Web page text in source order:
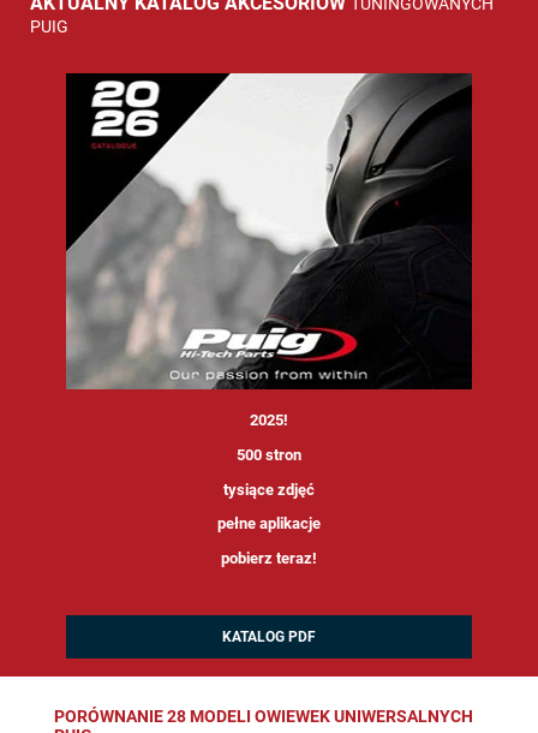
TUNINGOWANYCH
PUIG
2025!
500 stron
tysiące zdjęć
pełne aplikacje
pobierz teraz!
KATALOG PDF
PORÓWNANIE 28 MODELI OWIEWEK UNIWERSALNYCH